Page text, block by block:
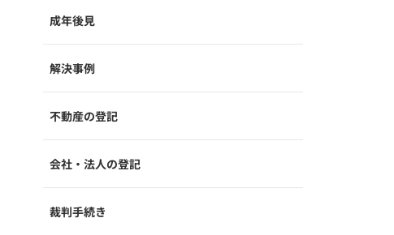
成年後見
解決事例
不動産の登記
会社・法人の登記
裁判手続き